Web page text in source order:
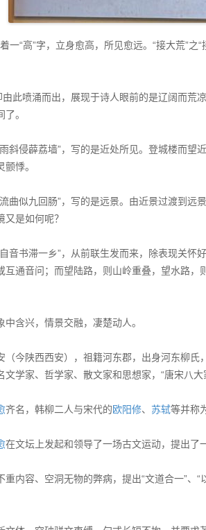
一“高”字，立身愈高，所见愈远。“接大荒”
此喷涌而出，展现于诗人眼前的是辽阔而荒
。
斜侵薜荔墙”，写的是近处所见。登城楼而望
悸。
曲似九回肠”，写的是远景。由近景过渡到远
是如何呢？
音书滞一乡”，从前联生发而来，除表现关怀
互通音问；而望陆路，则山岭重叠，望水路
含兴，情景交融，凄楚动人。
（今陕西西安），祖籍河东郡，出身河东柳
学家、哲学家、散文家和思想家，“唐宋八大
齐名，韩柳二人与宋代的欧阳修、 苏轼等并称
在文坛上发起和领导了一场古文运动，提出了
内容、空洞无物的弊病，提出“文道合一”、